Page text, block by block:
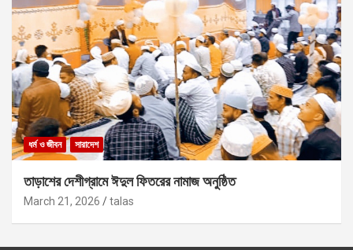
ধর্ম ও জীবন সারাদেশ
তাড়াশের দেশীগ্রামে ঈদুল ফিতরের নামাজ অনুষ্ঠিত
March 21, 2026 talas